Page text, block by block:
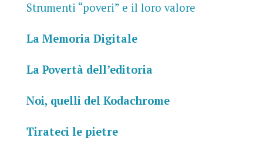
Strumenti “poveri” e il loro valore
La Memoria Digitale
La Povertà dell’editoria
Noi, quelli del Kodachrome
Tirateci le pietre